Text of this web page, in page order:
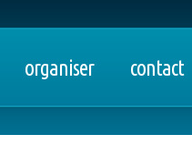
organiser contact